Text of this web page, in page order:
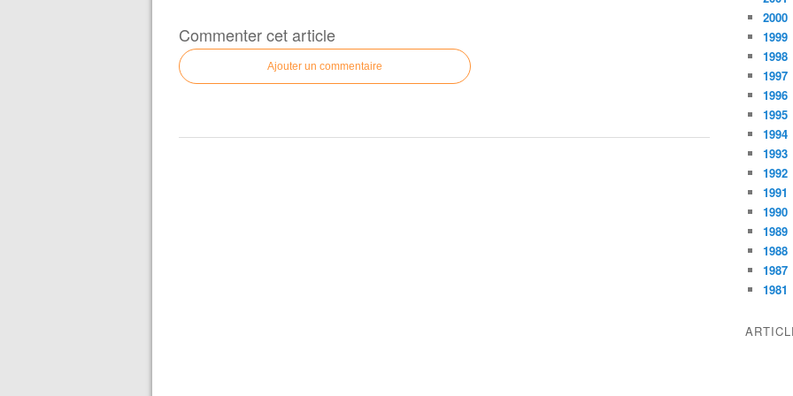
Commenter cet article
Ajouter un commentaire
2000
1999
1998
1997
1996
1995
1994
1993
1992
1991
1990
1989
1988
1987
1981